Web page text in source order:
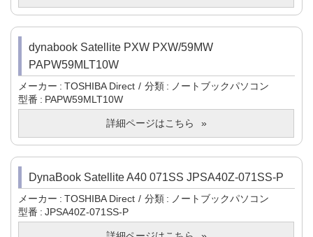
dynabook Satellite PXW PXW/59MW
PAPW59MLT10W
メーカー TOSHIBA Direct 分類
ノートブックパソコン
型番
PAPW59MLT10W
詳細ページはこちら
DynaBook Satellite A40 071SS JPSA40Z-071SS-P
メーカー TOSHIBA Direct 分類
ノートブックパソコン
型番
JPSA40Z-071SS-P